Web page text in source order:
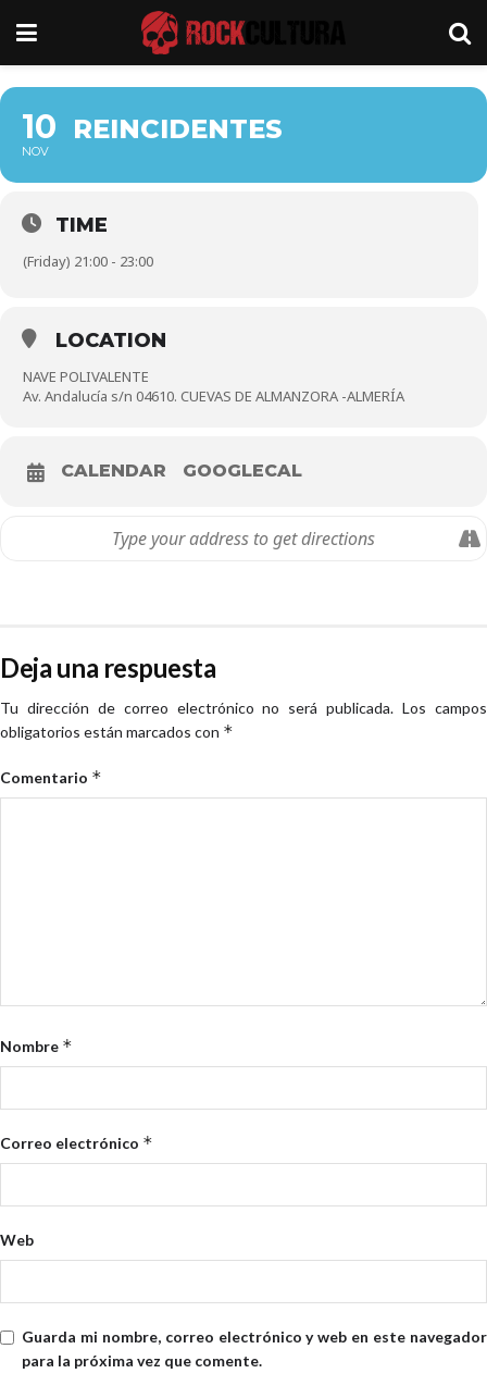
10
NOV
REINCIDENTES
TIME
(Friday) 21:00 - 23:00
LOCATION
NAVE POLIVALENTE
Av. Andalucía s/n 04610. CUEVAS DE ALMANZORA -ALMERÍA
CALENDAR GOOGLECAL
Deja una respuesta
Tu dirección de correo electrónico no será publicada. Los campos
obligatorios están marcados con *
Comentario *
Nombre *
Correo electrónico *
Web
Guarda mi nombre, correo electrónico y web en este navegador
para la próxima vez que comente.